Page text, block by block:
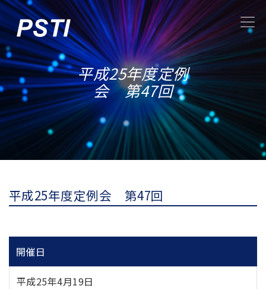
平成25年度定例
会 第47回
平成25年度定例会 第47回
開催日
平成25年4月19日